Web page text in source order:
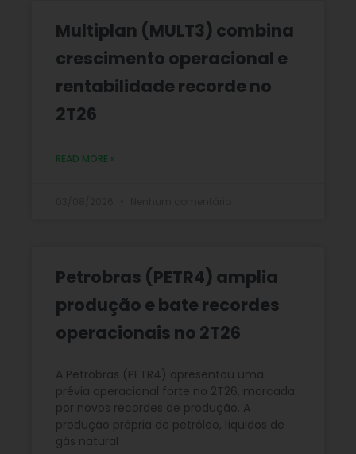
Multiplan (MULT3) combina
crescimento operacional e
rentabilidade recorde no
2T26
READ MORE »
Petrobras (PETR4) amplia
produção e bate recordes
operacionais no 2T26
A Petrobras (PETR4) apresentou uma
prévia operacional forte no 2T26, marcada
por novos recordes de produção. A
produção própria de petróleo, líquidos de
gás natural